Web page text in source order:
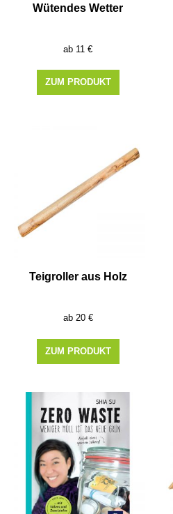
Wütendes Wetter
11 €
ZUM PRODUKT
Teigroller aus Holz
20 €
ZUM PRODUKT